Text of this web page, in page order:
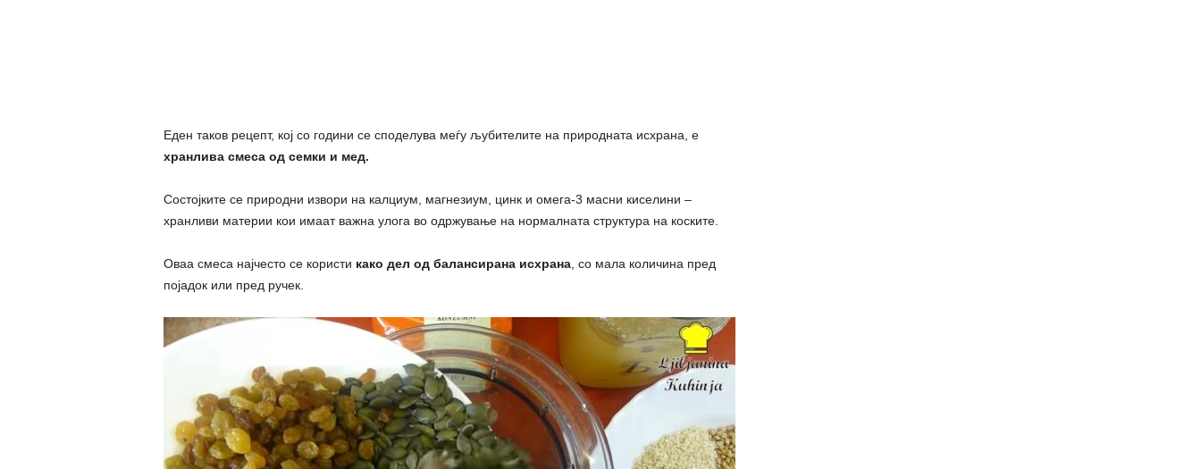
Еден таков рецепт, кој со години се споделува меѓу љубителите на природната исхрана, е
хранлива смеса од семки и мед.
Состојките се природни извори на калциум, магнезиум, цинк и омега-3 масни киселини –
хранливи материи кои имаат важна улога во одржување на нормалната структура на коските.
Оваа смеса најчесто се користи како дел од балансирана исхрана, со мала количина пред
појадок или пред ручек.